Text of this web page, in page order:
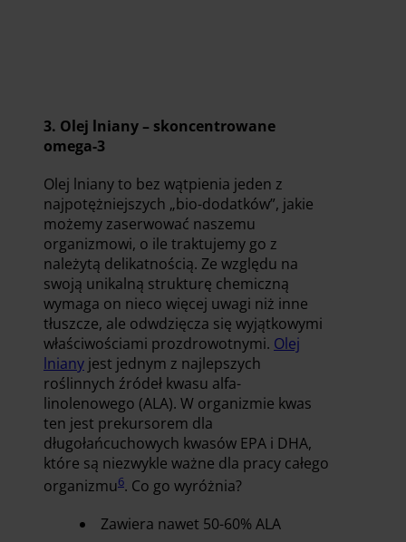
3. Olej lniany – skoncentrowane
omega-3
Olej lniany to bez wątpienia jeden z
najpotężniejszych „bio-dodatków”, jakie
możemy zaserwować naszemu
organizmowi, o ile traktujemy go z
należytą delikatnością. Ze względu na
swoją unikalną strukturę chemiczną
wymaga on nieco więcej uwagi niż inne
tłuszcze, ale odwdzięcza się wyjątkowymi
właściwościami prozdrowotnymi. Olej
lniany jest jednym z najlepszych
roślinnych źródeł kwasu alfa-
linolenowego (ALA). W organizmie kwas
ten jest prekursorem dla
długołańcuchowych kwasów EPA i DHA,
które są niezwykle ważne dla pracy całego
organizmu6. Co go wyróżnia?
Zawiera nawet 50-60% ALA